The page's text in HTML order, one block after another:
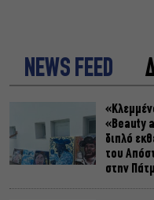
NEWS FEED
«Beauty
διπλό
του
στην